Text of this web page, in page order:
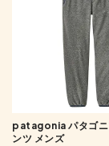
patagonia パタゴニ
ンツ メンズ